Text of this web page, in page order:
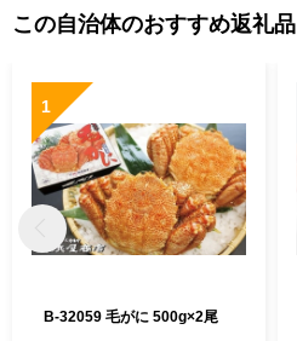
この自治体のおすすめ返礼品
1
B-32059 毛がに 500g×2尾